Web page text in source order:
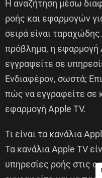
Η αναζήτηση μέσω
ροής και εφαρμογών
σειρά είναι
πρόβλημα, η εφαρμογή
εγγραφείτε σε
Ενδιαφέρον, σωστά;
πώς να εγγραφείτε σε
εφαρμογή Apple TV.
Τι είναι τα κανάλια
Τα κανάλια Apple TV
υπηρεσίες ροής στις